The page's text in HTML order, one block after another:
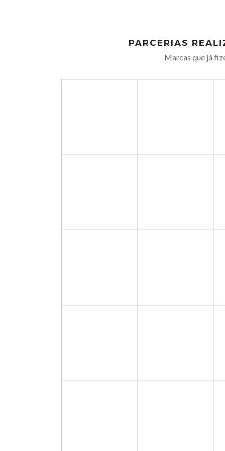
PARCERIAS
Marcas que já